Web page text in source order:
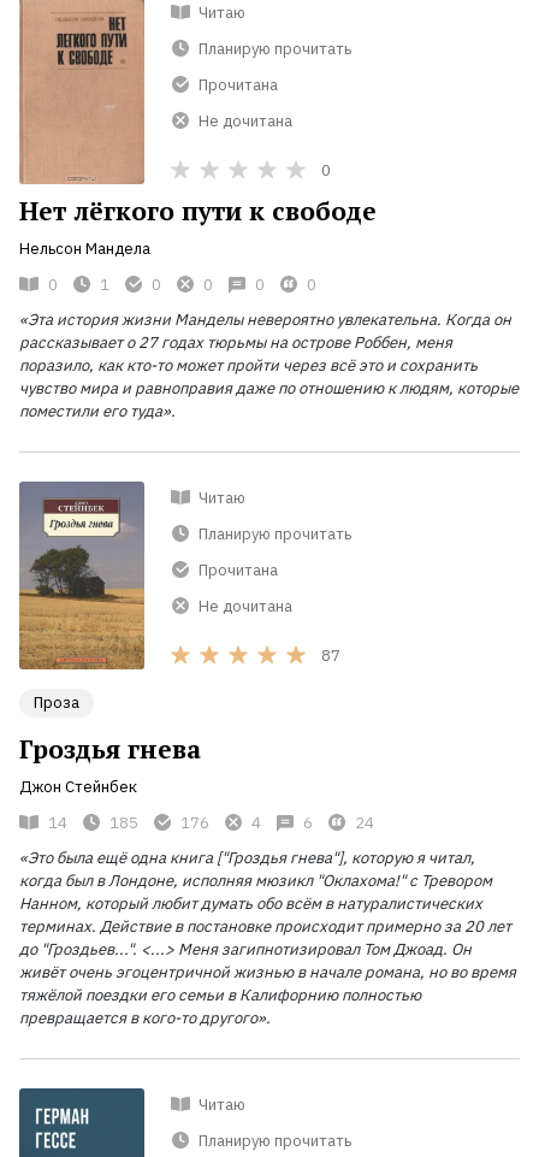
Читаю
Планирую прочитать
Прочитана
Не дочитана
0
Нет лёгкого пути к свободе
Нельсон Мандела
0
1 0 0 0
0
«Эта история жизни Манделы невероятно увлекательна. Когда он
рассказывает о 27 годах тюрьмы на острове Роббен, меня
поразило, как кто-то может пройти через всё это и сохранить
чувство мира и равноправия даже по отношению к людям, которые
поместили его туда».
Читаю
Планирую прочитать
Прочитана
Не дочитана
87
Проза
Гроздья гнева
Джон Стейнбек
14
185 176 4 6
24
«Это была ещё одна книга ["Гроздья гнева"], которую я читал,
когда был в Лондоне, исполняя мюзикл "Оклахома!" с Тревором
Нанном, который любит думать обо всём в натуралистических
терминах. Действие в постановке происходит примерно за 20лет
до "Гроздьев...". <...> Меня загипнотизировал Том Джоад. Он
живёт очень эгоцентричной жизнью в начале романа, но во время
тяжёлой поездки его семьи в Калифорнию полностью
превращается в кого-то другого».
Читаю
Планирую прочитать